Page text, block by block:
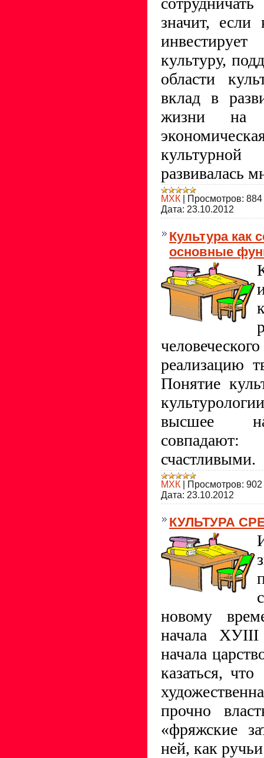
значит, если
культуру,
области
вклад в
жизни на
развивалась
МХК Просмотров: 884
Дата: 23.10.2012
Культура как
основные
реализацию
Понятие
высшее
счастливыми.
МХК Просмотров: 902
Дата: 23.10.2012
КУЛЬТУРА
новому
начала
ХУIII
начала
казаться, что
прочно
«фряжские
ней, как